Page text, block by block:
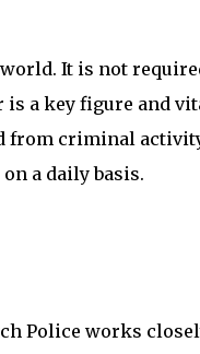
It is not
is a key figure and
from criminal
a daily basis.
Police works